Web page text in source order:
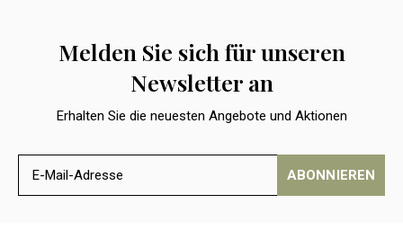
Melden Sie sich für unseren
Newsletter an
Erhalten Sie die neuesten Angebote und Aktionen
ABONNIEREN